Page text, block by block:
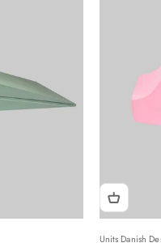
Units Danish